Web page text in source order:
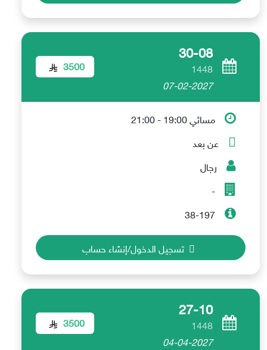
30-08
1448
07-02-2027
3500
مسائي 19:00 - 21:00
عن بعد
رجال
-
38-197
تسجيل الدخول/إنشاء حساب
27-10
1448
04-04-2027
3500